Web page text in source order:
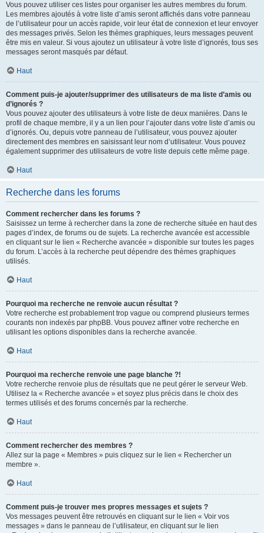
Vous pouvez utiliser ces listes pour organiser les autres membres du forum.
Les membres ajoutés à votre liste d’amis seront affichés dans votre panneau
de l’utilisateur pour un accès rapide, voir leur état de connexion et leur envoyer
des messages privés. Selon les thèmes graphiques, leurs messages peuvent
être mis en valeur. Si vous ajoutez un utilisateur à votre liste d’ignorés, tous ses
messages seront masqués par défaut.
Haut
Comment puis-je ajouter/supprimer des utilisateurs de ma liste d’amis ou
d’ignorés ?
Vous pouvez ajouter des utilisateurs à votre liste de deux manières. Dans le
profil de chaque membre, il y a un lien pour l’ajouter dans votre liste d’amis ou
d’ignorés. Ou, depuis votre panneau de l’utilisateur, vous pouvez ajouter
directement des membres en saisissant leur nom d’utilisateur. Vous pouvez
également supprimer des utilisateurs de votre liste depuis cette même page.
Haut
Recherche dans les forums
Comment rechercher dans les forums ?
Saisissez un terme à rechercher dans la zone de recherche située en haut des
pages d’index, de forums ou de sujets. La recherche avancée est accessible
en cliquant sur le lien « Recherche avancée » disponible sur toutes les pages
du forum. L’accès à la recherche peut dépendre des thèmes graphiques
utilisés.
Haut
Pourquoi ma recherche ne renvoie aucun résultat ?
Votre recherche est probablement trop vague ou comprend plusieurs termes
courants non indexés par phpBB. Vous pouvez affiner votre recherche en
utilisant les options disponibles dans la recherche avancée.
Haut
Pourquoi ma recherche renvoie une page blanche ?!
Votre recherche renvoie plus de résultats que ne peut gérer le serveur Web.
Utilisez la « Recherche avancée » et soyez plus précis dans le choix des
termes utilisés et des forums concernés par la recherche.
Haut
Comment rechercher des membres ?
Allez sur la page « Membres » puis cliquez sur le lien « Rechercher un
membre ».
Haut
Comment puis-je trouver mes propres messages et sujets ?
Vos messages peuvent être retrouvés en cliquant sur le lien « Voir vos
messages » dans le panneau de l’utilisateur, en cliquant sur le lien